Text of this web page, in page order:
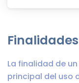
Finalidades
La finalidad de
principal del uso